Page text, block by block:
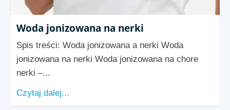
Woda jonizowana na nerki
Spis treści: Woda jonizowana a nerki Woda
jonizowana na nerki Woda jonizowana na chore
nerki –...
Czytaj dalej...